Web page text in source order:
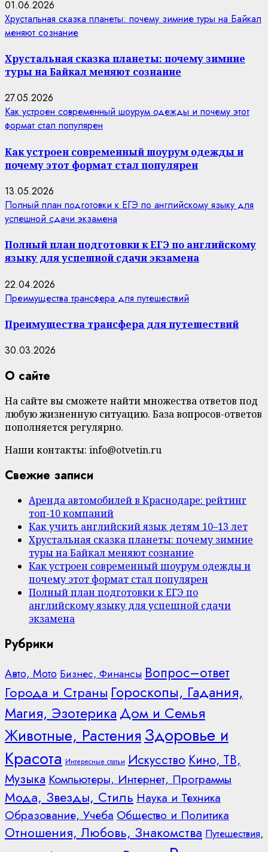
01.06.2026
Хрустальная сказка планеты: почему зимние туры на Байкал
меняют сознание
Хрустальная сказка планеты: почему зимние
туры на Байкал меняют сознание
27.05.2026
Как устроен современный шоурум одежды и почему этот
формат стал популярен
Как устроен современный шоурум одежды и
почему этот формат стал популярен
13.05.2026
Полный план подготовки к ЕГЭ по английскому языку для
успешной сдачи экзамена
Полный план подготовки к ЕГЭ по английскому
языку для успешной сдачи экзамена
22.04.2026
Преимущества трансфера для путешествий
Преимущества трансфера для путешествий
30.03.2026
О сайте
На сайте вы сможете найти множества ответов под
любую жизненную ситуацию. База вопросов-ответов
пополняется регулярно.
Наши контакты: info@otvetin.ru
Свежие записи
Аренда автомобилей в Краснодаре: рейтинг
топ-10 компаний
Как учить английский язык детям 10–13 лет
Хрустальная сказка планеты: почему зимние
туры на Байкал меняют сознание
Как устроен современный шоурум одежды и
почему этот формат стал популярен
Полный план подготовки к ЕГЭ по
английскому языку для успешной сдачи
экзамена
Рубрики
Авто, Мото Бизнес, Финансы Вопрос–ответ
Города и Страны Гороскопы, Гадания,
Магия, Эзотерика Дом и Семья
Животные, Растения Здоровье и
Красота Интересные статьи Искусство Кино, ТВ,
Музыка Компьютеры, Интернет, Программы
Мода, Звезды, Стиль Наука и Техника
Образование, Учеба Общество и Политика
Отношения, Любовь, Знакомства Путешествия,